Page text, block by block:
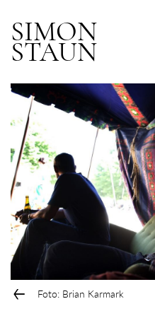
SIMON
STAUN
← Foto: Brian Karmark